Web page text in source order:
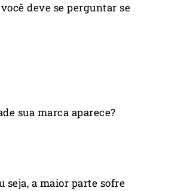
deve se perguntar se
sua marca aparece?
seja, a maior parte sofre